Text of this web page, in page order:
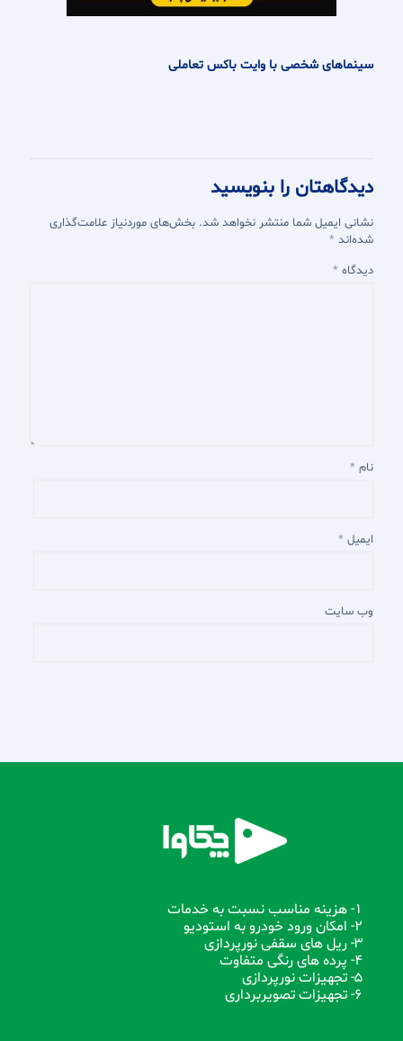
سینماهای شخصی با وایت باکس تعاملی
دیدگاهتان را بنویسید
نشانی ایمیل شما منتشر نخواهد شد. بخش‌های موردنیاز علامت‌گذاری
شده‌اند *
دیدگاه *
نام *
ایمیل *
وب‌ سایت
1- هزینه مناسب نسبت به خدمات
2- امکان ورود خودرو به استودیو
3- ریل های سقفی نورپردازی
4- پرده های رنگی متفاوت
5- تجهیزات نورپردازی
6- تجهیزات تصویربرداری